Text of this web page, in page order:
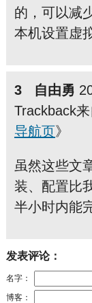
的，可以减
本机设置虚
3 自由勇
Trackback
导航页》
虽然这些文
装、配置比
半小时内能
发表评论：
名字：
博客：